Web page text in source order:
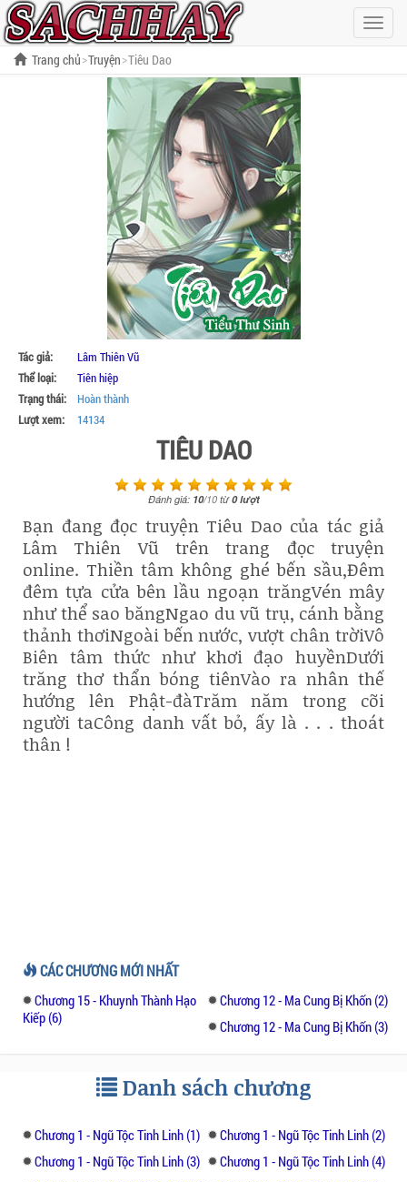
Hiện
menu
Trang chủ Truyện Tiêu Dao
Tác giả:
Lâm Thiên Vũ
Thể loại:
Tiên hiệp
Trạng thái:
Hoàn thành
Lượt xem:
14134
TIÊU DAO
Đánh giá: 10/10từ0lượt
Bạn đang đọc truyện Tiêu Dao của tác giả
Lâm Thiên Vũ trên trang đọc truyện
online. Thiền tâm không ghé bến sầu,Đêm
đêm tựa cửa bên lầu ngoạn trăngVén mây
như thể sao băngNgao du vũ trụ, cánh bằng
thảnh thơiNgoài bến nước, vượt chân trờiVô
Biên tâm thức như khơi đạo huyềnDưới
trăng thơ thẩn bóng tiênVào ra nhân thế
hướng lên Phật-đàTrăm năm trong cõi
người taCông danh vất bỏ, ấy là . . . thoát
thân !
CÁC CHƯƠNG MỚI NHẤT
Chương 15 - Khuynh Thành Hạo
Kiếp (6)
Chương 12 - Ma Cung Bị Khốn (2)
Chương 12 - Ma Cung Bị Khốn (3)
Danh sách chương
Chương 1 - Ngũ Tộc Tinh Linh (1)
Chương 1 - Ngũ Tộc Tinh Linh (2)
Chương 1 - Ngũ Tộc Tinh Linh (3)
Chương 1 - Ngũ Tộc Tinh Linh (4)